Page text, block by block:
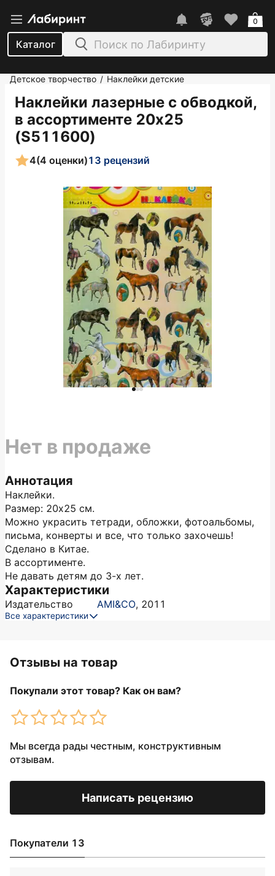
Каталог
0
Детское творчество / Наклейки детские
Наклейки лазерные с обводкой,
в ассортименте 20х25
(S511600)
4(4 оценки)13 рецензий
Аннотация
Наклейки.
Размер: 20х25 см.
Можно украсить тетради, обложки, фотоальбомы,
письма, конверты и все, что только захочешь!
Сделано в Китае.
В ассортименте.
Не давать детям до 3-х лет.
Характеристики
Издательство AMI&CO, 2011
Все характеристики
Нет в продаже
Отзывы на товар
Покупали этот товар? Как он вам?
Мы всегда рады честным, конструктивным
отзывам.
Написать рецензию
Покупатели 13